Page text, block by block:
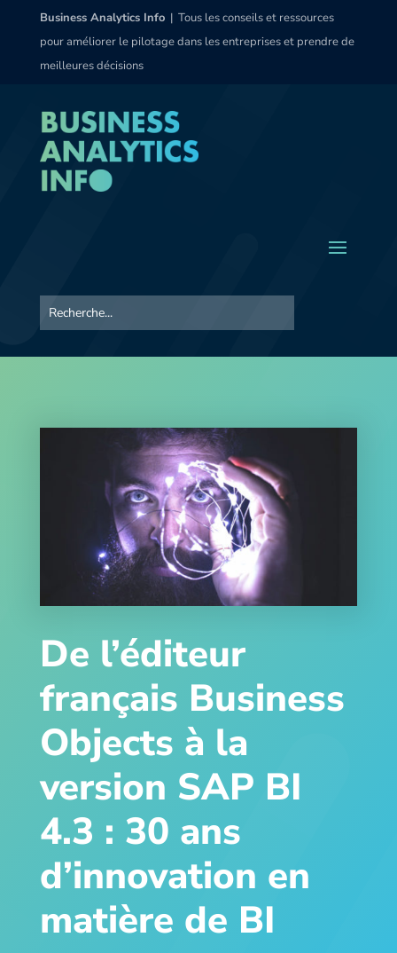
Business Analytics Info| Tous les conseils et ressources
pour améliorer le pilotage dans les entreprises et prendre de
meilleures décisions
De l’éditeur
français Business
Objects à la
version SAP BI
4.3 : 30 ans
d’innovation en
matière de BI